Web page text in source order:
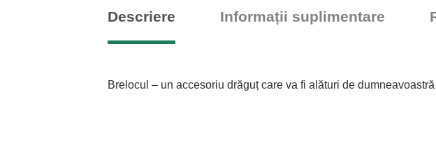
Descriere Informații suplimentare
Brelocul – un accesoriu drăguț care va fi alături de